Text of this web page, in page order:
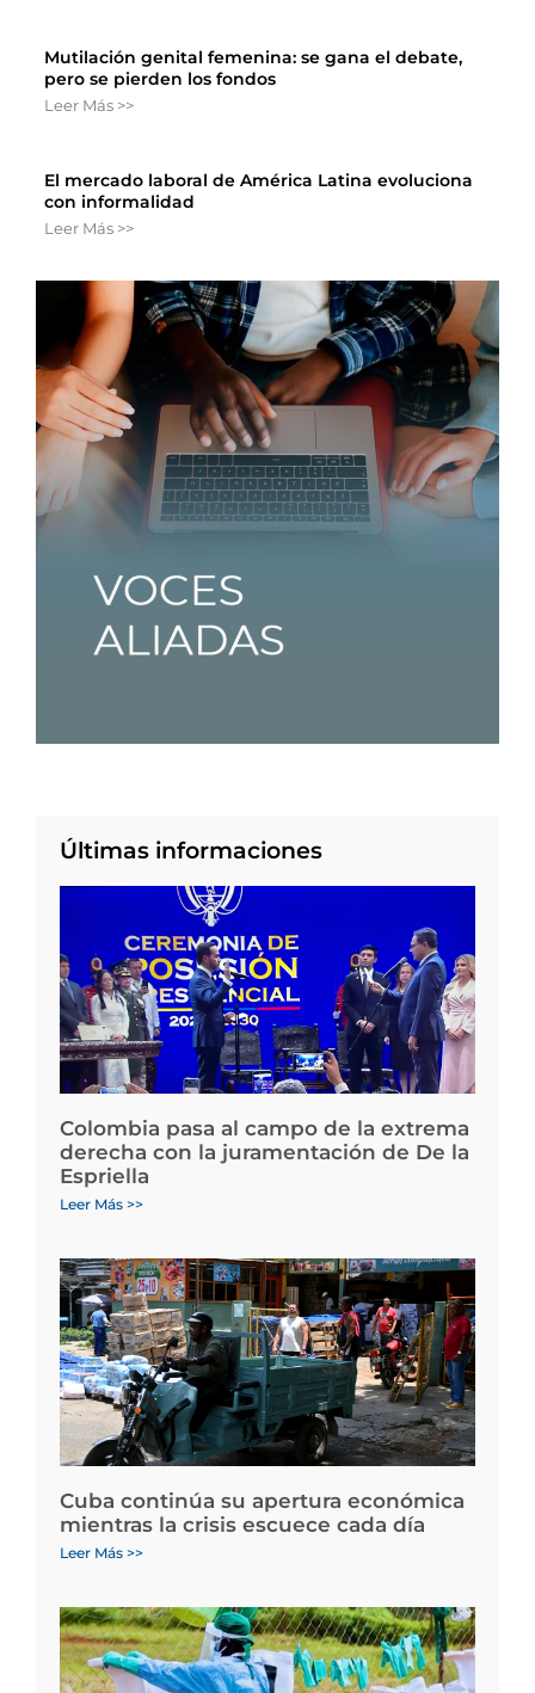
Mutilación genital femenina: se gana el debate,
pero se pierden los fondos
Leer Más >>
El mercado laboral de América Latina evoluciona
con informalidad
Leer Más >>
Últimas informaciones
Colombia pasa al campo de la extrema
derecha con la juramentación de De la
Espriella
Leer Más >>
Cuba continúa su apertura económica
mientras la crisis escuece cada día
Leer Más >>